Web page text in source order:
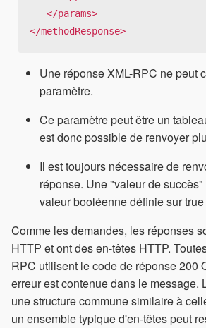
</methodResponse>
Une réponse XML-RPC ne peut
paramètre.
Ce paramètre peut être un
est donc possible de renvoyer
Il est toujours nécessaire de
réponse. Une "valeur de
valeur booléenne définie sur true
Comme les demandes, les réponses
HTTP et ont des en-têtes HTTP.
RPC utilisent le code de réponse 200
erreur est contenue dans le message.
une structure commune similaire à
un ensemble typique d'en-têtes peut